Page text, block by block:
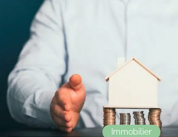
À propos
Contact
Mode sombre
Immobilier